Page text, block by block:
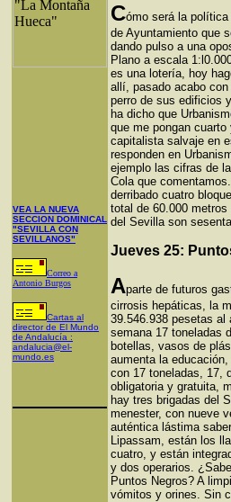
VEA LA NUEVA
SECCION DOMINICAL
"SEVILLA CON
SEVILLANOS"
Correo a
Antonio Burgos
Cartas al
director de El Mundo
de Andalucía :
andalucia@el-
mundo.es
Cómo será la
de Ayuntamiento que
dando pulso a una
Plano a escala
es una lotería, hoy
allí, pasado acabo
perro de sus edificios
ha dicho que
que me pongan
capitalista salvaje en
responden en
ejemplo las cifras de
Cola que
derribado cuatro
total de 60.000
del Sevilla son
Jueves 25:
Aparte de futuros
cirrosis hepáticas, la
39.546.938 pesetas
semana 17 toneladas
botellas, vasos de
aumenta la
con 17 toneladas, 17,
obligatoria y gratuita,
hay tres brigadas del
menester, con nueve
auténtica lástima
Lipassam, están los
cuatro, y están
y dos operarios.
Puntos Negros? A
vómitos y orines. Sin